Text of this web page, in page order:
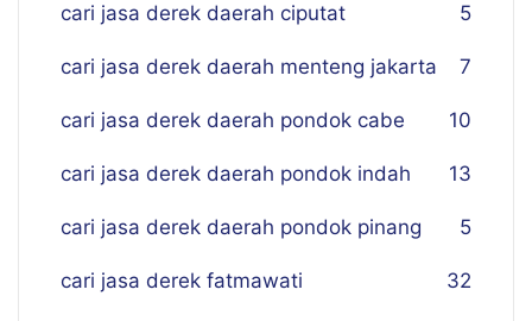
cari jasa derek daerah ciputat 5
cari jasa derek daerah menteng jakarta 7
cari jasa derek daerah pondok cabe 10
cari jasa derek daerah pondok indah 13
cari jasa derek daerah pondok pinang 5
cari jasa derek fatmawati 32